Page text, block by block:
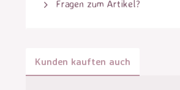
Fragen zum Artikel?
Kunden kauften auch